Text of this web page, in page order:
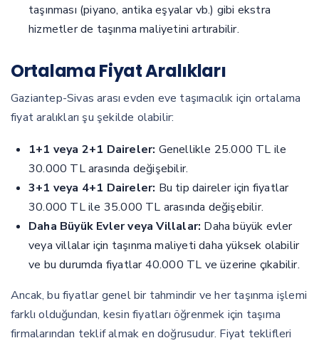
taşınması (piyano, antika eşyalar vb.) gibi ekstra
hizmetler de taşınma maliyetini artırabilir.
Ortalama Fiyat Aralıkları
Gaziantep-Sivas arası evden eve taşımacılık için ortalama
fiyat aralıkları şu şekilde olabilir:
1+1 veya 2+1 Daireler: Genellikle 25.000 TL ile
30.000 TL arasında değişebilir.
3+1 veya 4+1 Daireler: Bu tip daireler için fiyatlar
30.000 TL ile 35.000 TL arasında değişebilir.
Daha Büyük Evler veya Villalar: Daha büyük evler
veya villalar için taşınma maliyeti daha yüksek olabilir
ve bu durumda fiyatlar 40.000 TL ve üzerine çıkabilir.
Ancak, bu fiyatlar genel bir tahmindir ve her taşınma işlemi
farklı olduğundan, kesin fiyatları öğrenmek için taşıma
firmalarından teklif almak en doğrusudur. Fiyat teklifleri